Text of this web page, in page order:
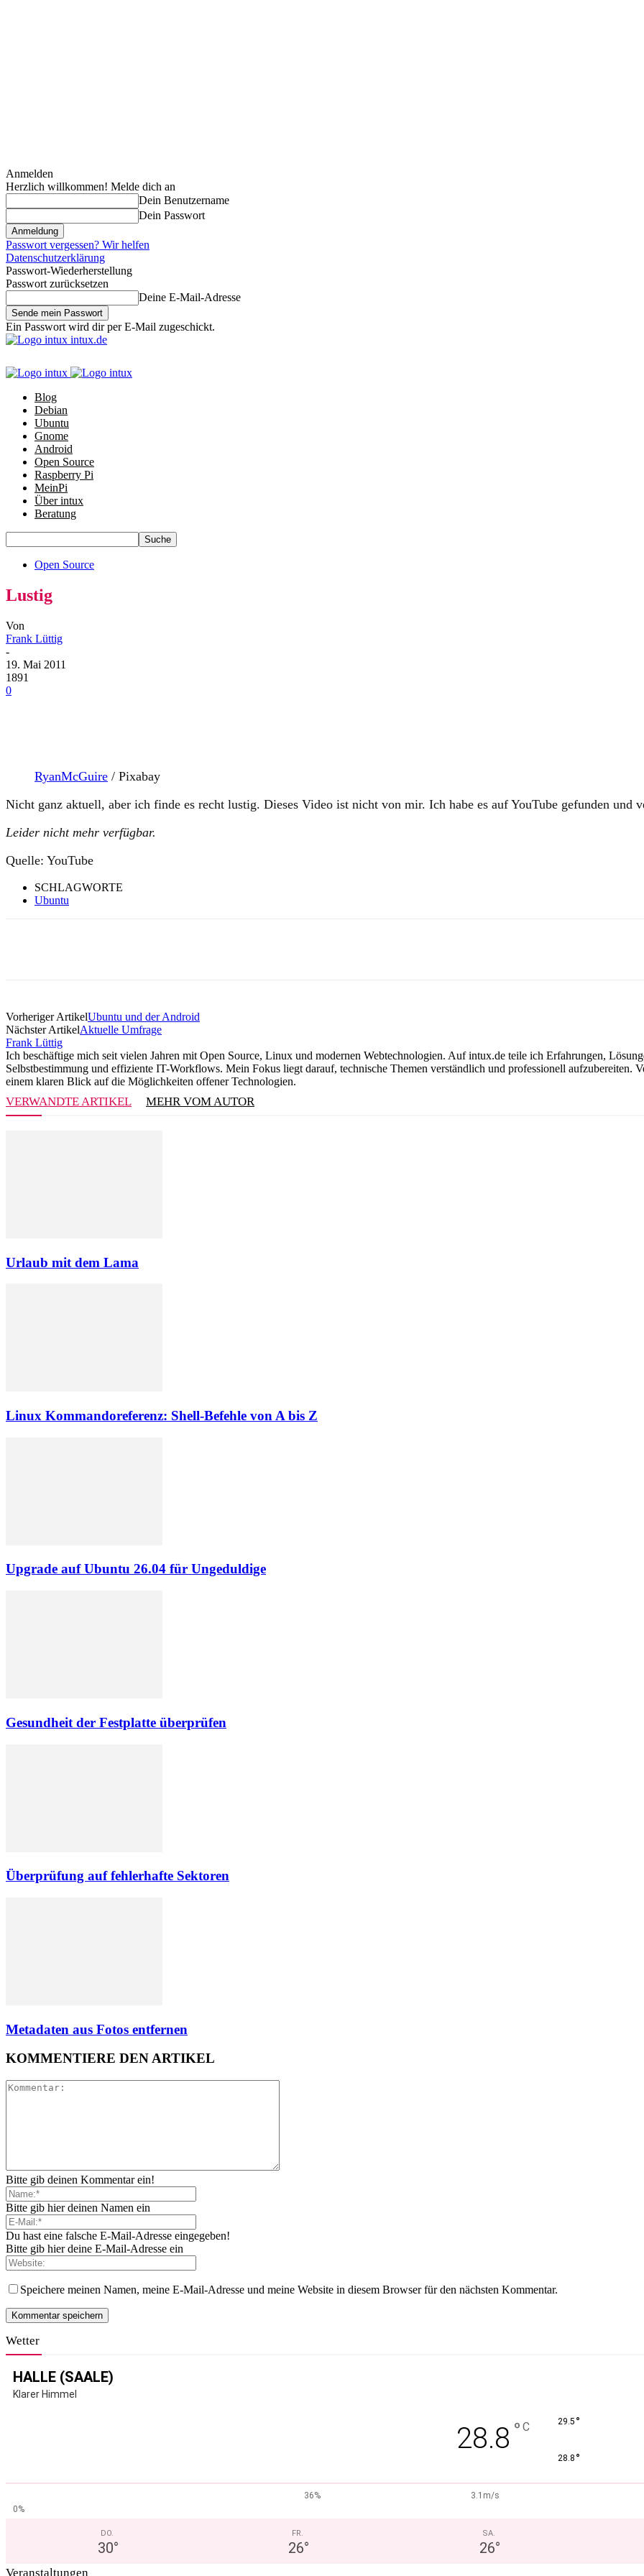
Anmelden
Herzlich willkommen! Melde dich an
Dein Benutzername
Dein Passwort
Passwort vergessen? Wir helfen
Datenschutzerklärung
Passwort-Wiederherstellung
Passwort zurücksetzen
Deine E-Mail-Adresse
Ein Passwort wird dir per E-Mail zugeschickt.
intux.de
Blog
Debian
Ubuntu
Gnome
Android
Open Source
Raspberry Pi
MeinPi
Über intux
Beratung
Open Source
Lustig
Von
Frank Lüttig
-
19. Mai 2011
1891
0
RyanMcGuire / Pixabay
Nicht ganz aktuell, aber ich finde es recht lustig. Dieses Video ist nicht von mir. Ich habe es auf YouTube gefunden und
Leider nicht mehr verfügbar.
Quelle: YouTube
SCHLAGWORTE
Ubuntu
Vorheriger ArtikelUbuntu und der Android
Nächster ArtikelAktuelle Umfrage
Frank Lüttig
Ich beschäftige mich seit vielen Jahren mit Open Source, Linux und modernen Webtechnologien. Auf intux.de teile ich Erfahrungen,
Selbstbestimmung und effiziente IT-Workflows. Mein Fokus liegt darauf, technische Themen verständlich und professionell aufzubereiten.
einem klaren Blick auf die Möglichkeiten offener Technologien.
VERWANDTE ARTIKEL MEHR VOM AUTOR
Urlaub mit dem Lama
Linux Kommandoreferenz: Shell-Befehle von A bis Z
Upgrade auf Ubuntu 26.04 für Ungeduldige
Gesundheit der Festplatte überprüfen
Überprüfung auf fehlerhafte Sektoren
Metadaten aus Fotos entfernen
KOMMENTIERE DEN ARTIKEL
Bitte gib deinen Kommentar ein!
Bitte gib hier deinen Namen ein
Du hast eine falsche E-Mail-Adresse eingegeben!
Bitte gib hier deine E-Mail-Adresse ein
Speichere meinen Namen, meine E-Mail-Adresse und meine Website in diesem Browser für den nächsten Kommentar.
Wetter
HALLE (SAALE)
Klarer Himmel
28.8 ° C 29.5 °
28.8 °
36%
3.1m/s
0%
DO.
30°
FR.
26°
SA.
26°
Veranstaltungen